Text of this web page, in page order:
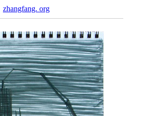
zhangfang. org